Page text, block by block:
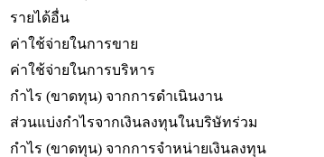
รายได้อื่น
ค่าใช้จ่ายในการขาย
ค่าใช้จ่ายในการบริหาร
กำไร (ขาดทุน) จากการดำเนินงาน
ส่วนแบ่งกำไรจากเงินลงทุนในบริษัทร่วม
กำไร (ขาดทุน) จากการจำหน่ายเงินลงทุน